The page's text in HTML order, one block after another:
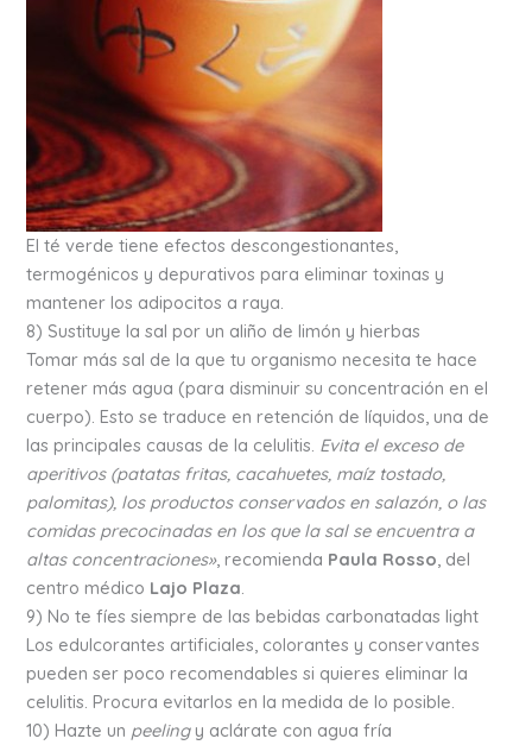
El té verde tiene efectos descongestionantes,
termogénicos y depurativos para eliminar toxinas y
mantener los adipocitos a raya.
8) Sustituye la sal por un aliño de limón y hierbas
Tomar más sal de la que tu organismo necesita te hace
retener más agua (para disminuir su concentración en el
cuerpo). Esto se traduce en retención de líquidos, una de
las principales causas de la celulitis. Evita el exceso de
aperitivos (patatas fritas, cacahuetes, maíz tostado,
palomitas), los productos conservados en salazón, o las
comidas precocinadas en los que la sal se encuentra a
altas concentraciones», recomienda Paula Rosso , del
centro médico Lajo Plaza
9) No te fíes siempre de las bebidas carbonatadas light
Los edulcorantes artificiales, colorantes y conservantes
pueden ser poco recomendables si quieres eliminar la
celulitis. Procura evitarlos en la medida de lo posible.
10) Hazte un peelingy aclárate con agua fría